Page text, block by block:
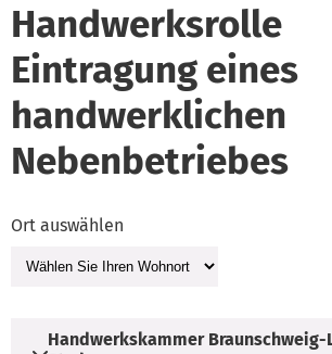
Handwerksrolle
Eintragung eines
handwerklichen
Nebenbetriebes
Ort auswählen
Handwerkskammer Braunschweig-